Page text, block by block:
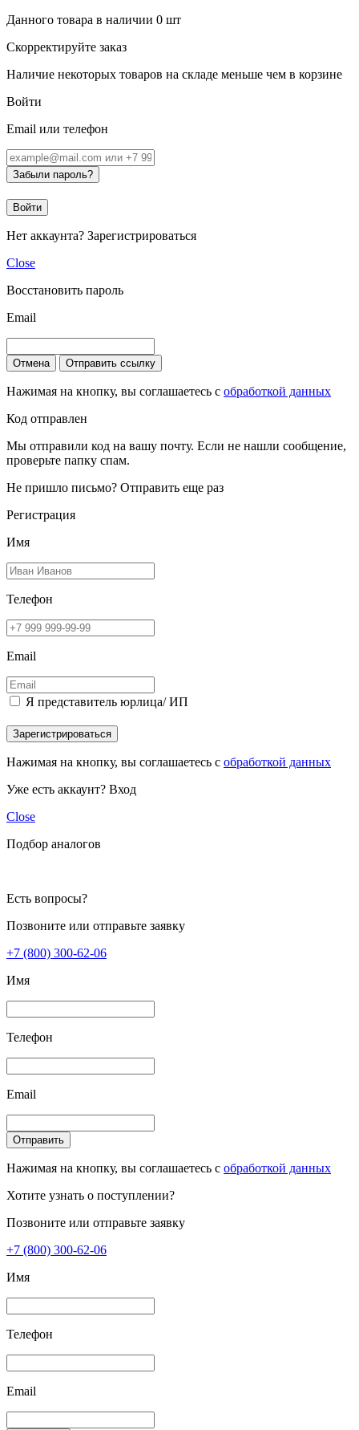
Данного товара в наличии 0 шт
Скорректируйте заказ
Наличие некоторых товаров на складе меньше чем в корзине
Войти
Email или телефон
Забыли пароль?
Войти
Нет аккаунта? Зарегистрироваться
Close
Восстановить пароль
Email
Отмена Отправить ссылку
Нажимая на кнопку, вы соглашаетесь с обработкой данных
Код отправлен
Мы отправили код на вашу почту. Если не нашли сообщение,
проверьте папку спам.
Не пришло письмо? Отправить еще раз
Регистрация
Имя
Телефон
Email
Я представитель юрлица/ ИП
Зарегистрироваться
Нажимая на кнопку, вы соглашаетесь с обработкой данных
Уже есть аккаунт? Вход
Close
Подбор аналогов
Есть вопросы?
Позвоните или отправьте заявку
+7 (800) 300-62-06
Имя
Телефон
Email
Отправить
Нажимая на кнопку, вы соглашаетесь с обработкой данных
Хотите узнать о поступлении?
Позвоните или отправьте заявку
+7 (800) 300-62-06
Имя
Телефон
Email